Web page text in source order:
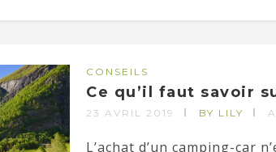
CONSEILS
Ce qu’il faut savoir
23 AVRIL 2019 BY LILY
L’achat d’un camping-car